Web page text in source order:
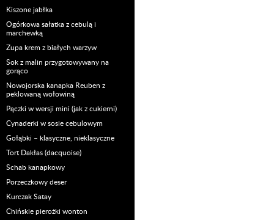
Kiszone jabłka
Ogórkowa sałatka z cebulą i
marchewką
Zupa krem z białych warzyw
Sok z malin przygotowywany na
gorąco
Nowojorska kanapka Reuben z
peklowaną wołowiną
Pączki w wersji mini (jak z cukierni)
Cynaderki w sosie cebulowym
Gołąbki – klasyczne, nieklasyczne
Tort Dakłas (dacquoise)
Schab kanapkowy
Porzeczkowy deser
Kurczak Satay
Chińskie pierożki wonton